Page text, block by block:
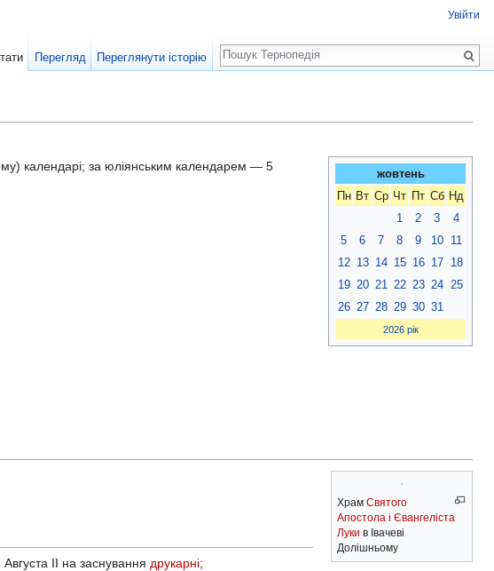
жовтень
Пн Вт Ср Чт Пт Сб Нд
1
2 3
4
5
6 7 8 9 10
11
12 13 14 15 16 17
18
19 20 21 22 23 24
25
26 27 28 29 30 31
2026 рік
календарі; за юліянським календарем — 5
Храм Святого
Апостола і Євангеліста
Луки в Івачеві
Долішньому
ІІ на заснування друкарні;
Увійти
Перегляд Переглянути історію
Пошук